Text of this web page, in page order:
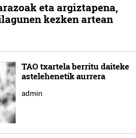
eta argiztapena,
kezken artean
TAO txartela berritu daiteke
astelehenetik aurrera
admin